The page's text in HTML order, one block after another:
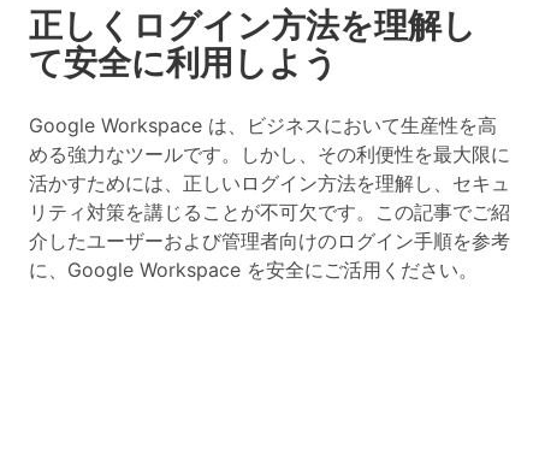
正しくログイン方法を理解し
て安全に利用しよう
Google Workspace は、ビジネスにおいて生産性を高
める強力なツールです。しかし、その利便性を最大限に
活かすためには、正しいログイン方法を理解し、セキュ
リティ対策を講じることが不可欠です。この記事でご紹
介したユーザーおよび管理者向けのログイン手順を参考
に、Google Workspace を安全にご活用ください。